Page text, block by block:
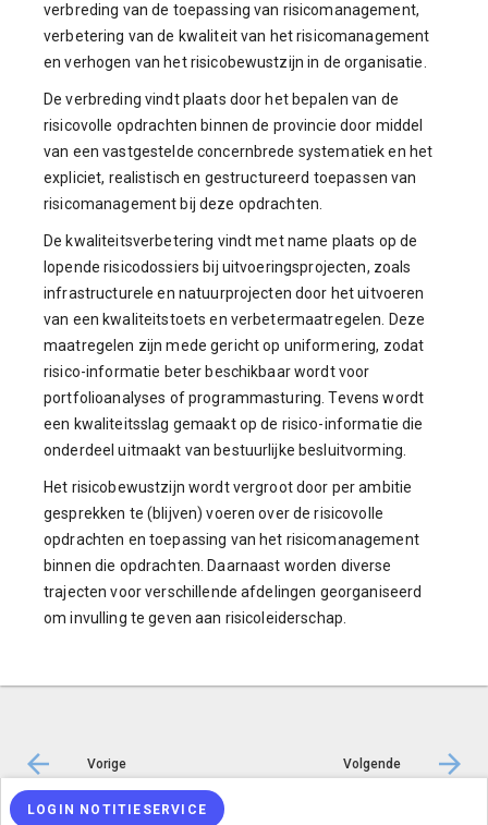
verbreding van de toepassing van risicomanagement,
verbetering van de kwaliteit van het risicomanagement
en verhogen van het risicobewustzijn in de organisatie.
De verbreding vindt plaats door het bepalen van de
risicovolle opdrachten binnen de provincie door middel
van een vastgestelde concernbrede systematiek en het
expliciet, realistisch en gestructureerd toepassen van
risicomanagement bij deze opdrachten.
De kwaliteitsverbetering vindt met name plaats op de
lopende risicodossiers bij uitvoeringsprojecten, zoals
infrastructurele en natuurprojecten door het uitvoeren
van een kwaliteitstoets en verbetermaatregelen. Deze
maatregelen zijn mede gericht op uniformering, zodat
risico-informatie beter beschikbaar wordt voor
portfolioanalyses of programmasturing. Tevens wordt
een kwaliteitsslag gemaakt op de risico-informatie die
onderdeel uitmaakt van bestuurlijke besluitvorming.
Het risicobewustzijn wordt vergroot door per ambitie
gesprekken te (blijven) voeren over de risicovolle
opdrachten en toepassing van het risicomanagement
binnen die opdrachten. Daarnaast worden diverse
trajecten voor verschillende afdelingen georganiseerd
om invulling te geven aan risicoleiderschap.
Vorige Volgende
LOGIN NOTITIESERVICE